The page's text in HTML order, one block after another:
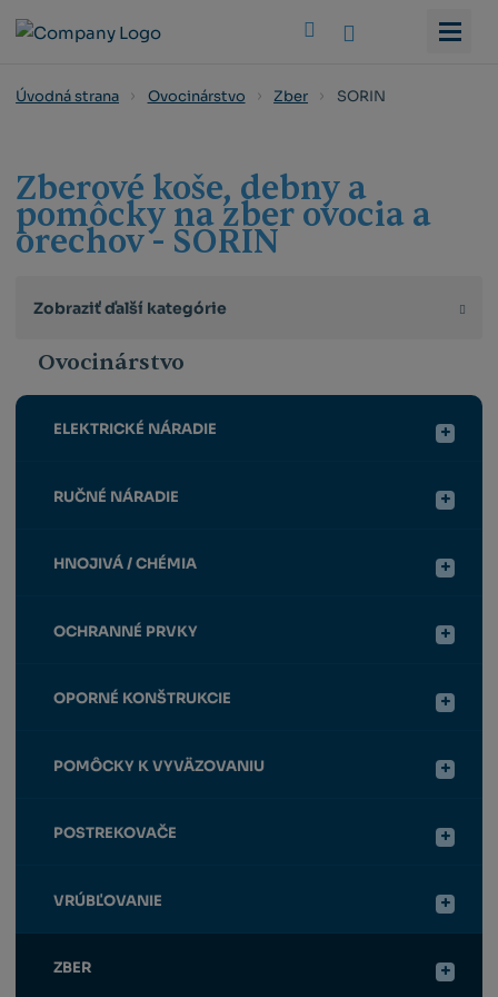
Úvodná strana Ovocinárstvo Zber SORIN
Zberové koše, debny a
pomôcky na zber ovocia a
orechov - SORIN
Zobraziť ďalší kategórie
Ovocinárstvo
ELEKTRICKÉ NÁRADIE
RUČNÉ NÁRADIE
HNOJIVÁ / CHÉMIA
OCHRANNÉ PRVKY
OPORNÉ KONŠTRUKCIE
POMÔCKY K VYVÄZOVANIU
POSTREKOVAČE
VRÚBĽOVANIE
ZBER